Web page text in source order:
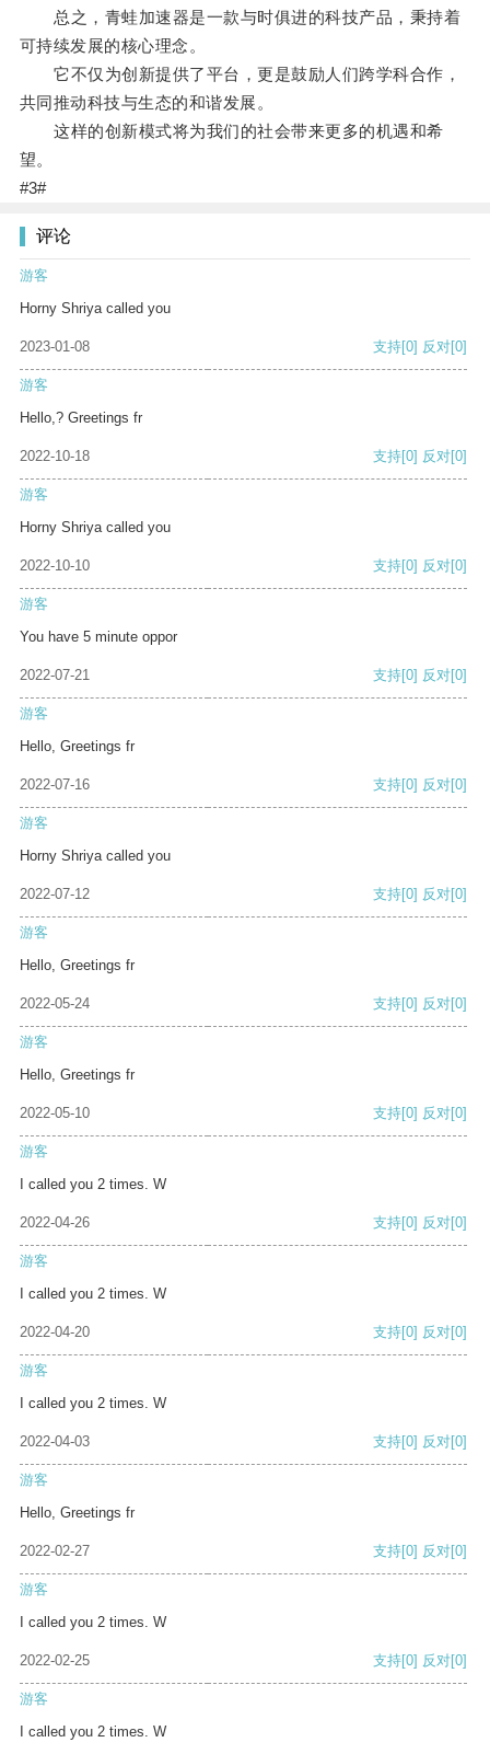
总之，青蛙加速器是一款与时俱进的科技产品，秉持着
可持续发展的核心理念。
它不仅为创新提供了平台，更是鼓励人们跨学科合作，
共同推动科技与生态的和谐发展。
这样的创新模式将为我们的社会带来更多的机遇和希
望。
#3#
评论
游客
Horny Shriya called you
2023-01-08 支持[0] 反对[0]
游客
Hello,? Greetings fr
2022-10-18 支持[0] 反对[0]
游客
Horny Shriya called you
2022-10-10 支持[0] 反对[0]
游客
You have 5 minute oppor
2022-07-21 支持[0] 反对[0]
游客
Hello, Greetings fr
2022-07-16 支持[0] 反对[0]
游客
Horny Shriya called you
2022-07-12 支持[0] 反对[0]
游客
Hello, Greetings fr
2022-05-24 支持[0] 反对[0]
游客
Hello, Greetings fr
2022-05-10 支持[0] 反对[0]
游客
I called you 2 times. W
2022-04-26 支持[0] 反对[0]
游客
I called you 2 times. W
2022-04-20 支持[0] 反对[0]
游客
I called you 2 times. W
2022-04-03 支持[0] 反对[0]
游客
Hello, Greetings fr
2022-02-27 支持[0] 反对[0]
游客
I called you 2 times. W
2022-02-25 支持[0] 反对[0]
游客
I called you 2 times. W